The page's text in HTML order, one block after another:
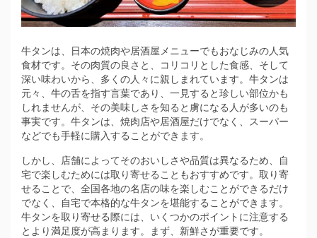
牛タンは、日本の焼肉や居酒屋メニューでもおなじみの人気
食材です。 その肉質の良さと、コリコリとした食感、そして
深い味わいから、多くの人々に親しまれています。牛タンは
元々、牛の舌を指す言葉であり、一見すると珍しい部位かも
しれませんが、その美味しさを知ると虜になる人が多いのも
事実です。牛タンは、焼肉店や居酒屋だけでなく、スーパー
などでも手軽に購入することができます。
しかし、店舗によってそのおいしさや品質は異なるため、自
宅で楽しむためには取り寄せることもおすすめです。取り寄
せることで、全国各地の名店の味を楽しむことができるだけ
でなく、自宅で本格的な牛タンを堪能することができます。
牛タンを取り寄せる際には、いくつかのポイントに注意する
とより満足度が高まります。まず、新鮮さが重要です。